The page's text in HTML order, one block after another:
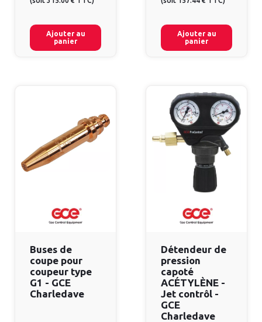
Ajouter au
panier
Ajouter au
panier
Buses de
coupe pour
coupeur type
G1 - GCE
Charledave
Détendeur de
pression
capoté
ACÉTYLÈNE -
Jet contrôl -
GCE
Charledave